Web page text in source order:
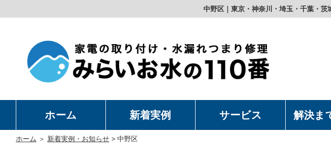
中野区｜東京・神奈川・埼玉・千葉・
ホーム 新着実例 サービス 解決ま
ホーム ＞ 新着実例・お知らせ > 中野区